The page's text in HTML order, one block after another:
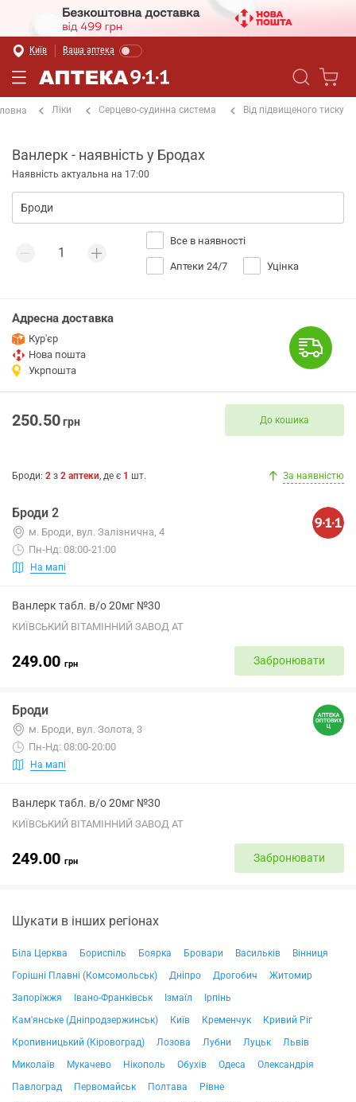
Київ Ваша аптека
Ліки Серцево-судинна система Від підвищеного тиску
Ванлерк - наявність у Бродах
Наявність актуальна на 17:00
Все в наявності
Аптеки 24/7 Уцінка
Адресна доставка
Кур'єр
Нова пошта
Укрпошта
250.50грн До кошика
Броди: 2 з 2 аптеки, де є 1 шт. За наявністю
Броди 2
м. Броди, вул. Залізнична, 4
Пн-Нд: 08:00-21:00
На мапі
Ванлерк табл. в/о 20мг №30
КИЇВСЬКИЙ ВІТАМІННИЙ ЗАВОД АТ
249.00 грн Забронювати
Броди
м. Броди, вул. Золота, 3
Пн-Нд: 08:00-20:00
На мапі
Ванлерк табл. в/о 20мг №30
КИЇВСЬКИЙ ВІТАМІННИЙ ЗАВОД АТ
249.00 грн Забронювати
Шукати в інших регіонах
Біла Церква Бориспіль Боярка Бровари Васильків
Вінниця
Горішні Плавні (Комсомольськ)
Дніпро Дрогобич
Житомир
Запоріжжя
Івано-Франківськ Ізмаїл
Ірпінь
Кам'янське (Дніпродзержинськ)
Київ Кременчук
Кривий Ріг
Кропивницький (Кіровоград)
Лозова Лубни Луцьк
Львів
Миколаїв
Мукачево Нікополь Обухів Одеса
Олександрія
Павлоград
Первомайськ Полтава
Рівне